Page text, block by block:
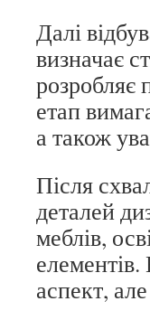
Далі
визначає
розробляє
етап
а також
Після
деталей
меблів,
аспект,